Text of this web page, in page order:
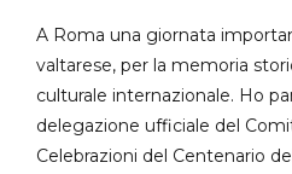
A Roma una giornata
valtarese, per la memoria
culturale internazionale. Ho
delegazione ufficiale del
Celebrazioni del Centenario